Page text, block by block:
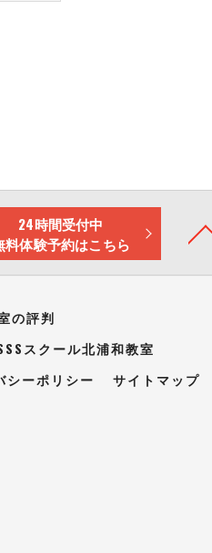
24時間受付中
料体験予約はこちら
の評判
スクール北浦和教室
シーポリシー サイトマップ